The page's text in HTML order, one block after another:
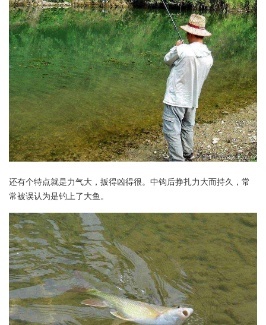
还有个特点就是力气大，扳得凶得很。中钩后挣扎力大而持久，常
常被误认为是钓上了大鱼。